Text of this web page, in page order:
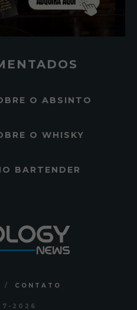
O ABSINTO
O WHISKY
BARTENDER
CONTATO
-2026